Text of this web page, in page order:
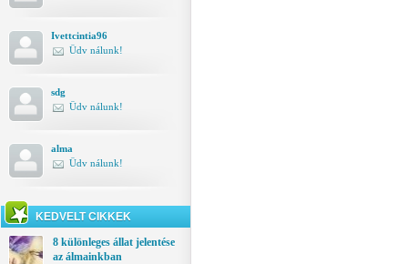
Ivettcintia96
Üdv nálunk!
sdg
Üdv nálunk!
alma
Üdv nálunk!
KEDVELT CIKKEK
8 különleges állat jelentése
az álmainkban